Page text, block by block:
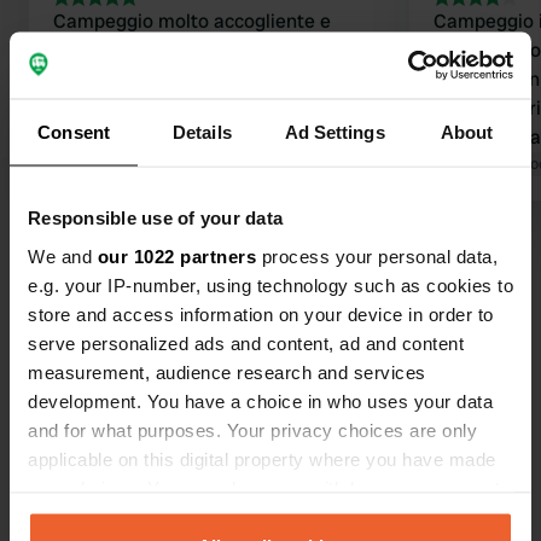
Consent Details Ad Settings About
Responsible use of your data
We and our 1022 partners process your personal data,
e.g. your IP-number, using technology such as cookies to
store and access information on your device in order to
serve personalized ads and content, ad and content
measurement, audience research and services
development. You have a choice in who uses your data
and for what purposes. Your privacy choices are only
applicable on this digital property where you have made
any time from the Cookie Declaration or by clicking on
Campeggio molto accogliente e
perfetto! 20 euro per 1 camper (2
persone) e elettricità.
Tradotto da Google
alcune
non sono
Il
un signore
con calma
mi ha
piazzola..."
presto.
Tradotto da
Visualizza tutte le 16 recensioni
Sei stato qui?